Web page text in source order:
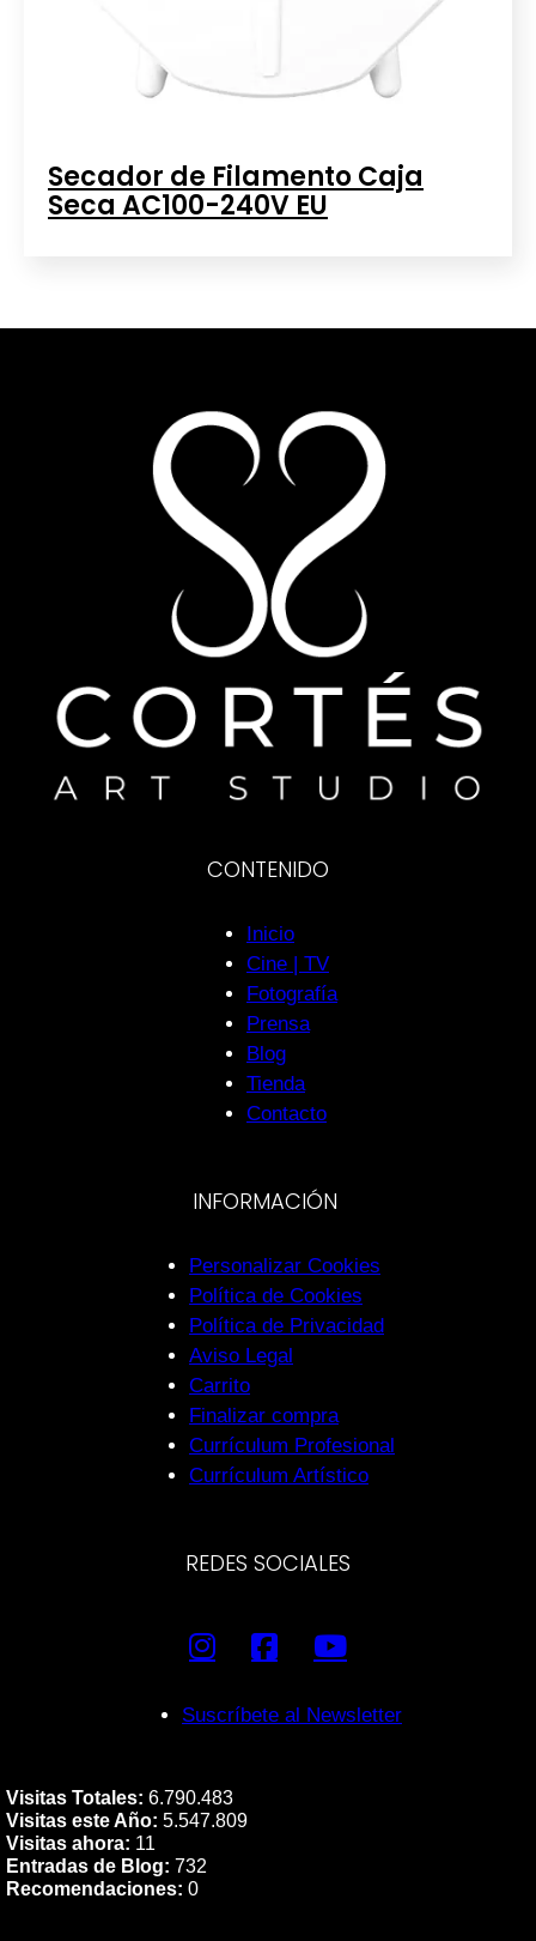
Secador de Filamento Caja
Seca AC100-240V EU
CONTENIDO
Inicio
Cine | TV
Fotografía
Prensa
Blog
Tienda
Contacto
INFORMACIÓN
Personalizar Cookies
Política de Cookies
Política de Privacidad
Aviso Legal
Carrito
Finalizar compra
Currículum Profesional
Currículum Artístico
REDES SOCIALES
Suscríbete al Newsletter
Visitas Totales: 6.790.483
Visitas este Año: 5.547.809
Visitas ahora: 11
Entradas de Blog: 732
Recomendaciones: 0